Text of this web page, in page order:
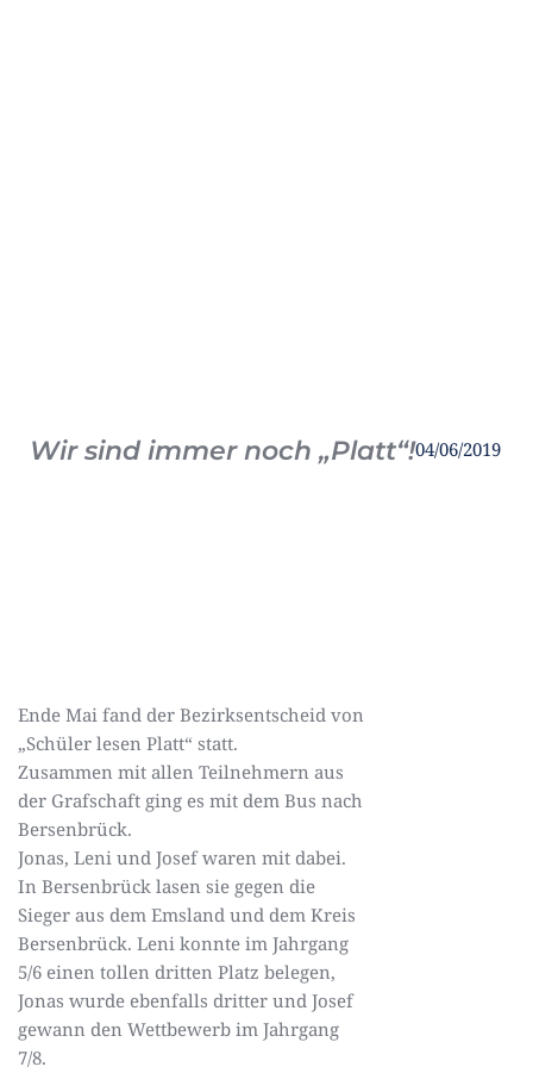
Wir sind immer noch „Platt“!04/06/2019
Ende Mai fand der Bezirksentscheid von
„Schüler lesen Platt“ statt.
Zusammen mit allen Teilnehmern aus
der Grafschaft ging es mit dem Bus nach
Bersenbrück.
Jonas, Leni und Josef waren mit dabei.
In Bersenbrück lasen sie gegen die
Sieger aus dem Emsland und dem Kreis
Bersenbrück. Leni konnte im Jahrgang
5/6 einen tollen dritten Platz belegen,
Jonas wurde ebenfalls dritter und Josef
gewann den Wettbewerb im Jahrgang
7/8.